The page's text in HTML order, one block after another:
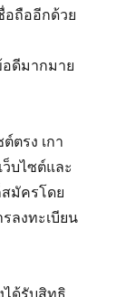
อถืออีกด้วย
ดีมากมาย
ตรง เกา
บไซต์และ
มัครโดย
ลงทะเบียน